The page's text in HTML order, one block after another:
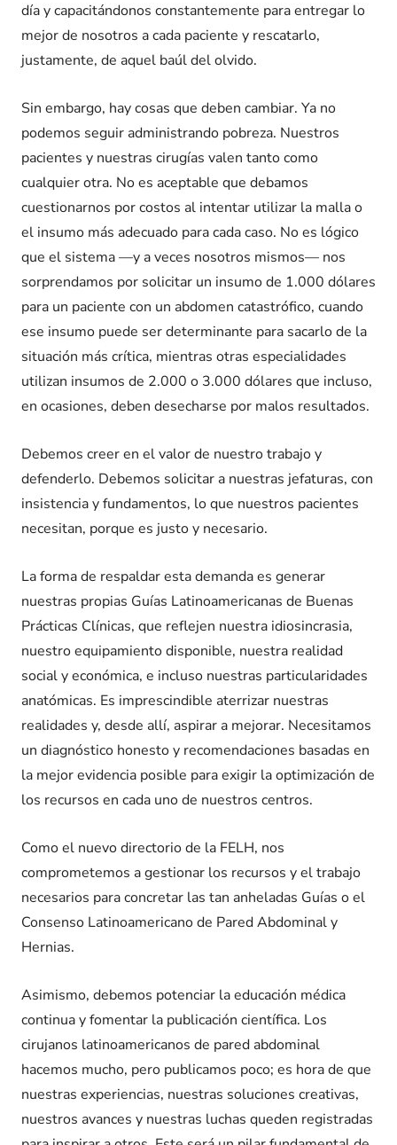
día y capacitándonos constantemente para entregar lo
mejor de nosotros a cada paciente y rescatarlo,
justamente, de aquel baúl del olvido.
Sin embargo, hay cosas que deben cambiar. Ya no
podemos seguir administrando pobreza. Nuestros
pacientes y nuestras cirugías valen tanto como
cualquier otra. No es aceptable que debamos
cuestionarnos por costos al intentar utilizar la malla o
el insumo más adecuado para cada caso. No es lógico
que el sistema —y a veces nosotros mismos— nos
sorprendamos por solicitar un insumo de 1.000 dólares
para un paciente con un abdomen catastrófico, cuando
ese insumo puede ser determinante para sacarlo de la
situación más crítica, mientras otras especialidades
utilizan insumos de 2.000 o 3.000 dólares que incluso,
en ocasiones, deben desecharse por malos resultados.
Debemos creer en el valor de nuestro trabajo y
defenderlo. Debemos solicitar a nuestras jefaturas, con
insistencia y fundamentos, lo que nuestros pacientes
necesitan, porque es justo y necesario.
La forma de respaldar esta demanda es generar
nuestras propias Guías Latinoamericanas de Buenas
Prácticas Clínicas, que reflejen nuestra idiosincrasia,
nuestro equipamiento disponible, nuestra realidad
social y económica, e incluso nuestras particularidades
anatómicas. Es imprescindible aterrizar nuestras
realidades y, desde allí, aspirar a mejorar. Necesitamos
un diagnóstico honesto y recomendaciones basadas en
la mejor evidencia posible para exigir la optimización de
los recursos en cada uno de nuestros centros.
Como el nuevo directorio de la FELH, nos
comprometemos a gestionar los recursos y el trabajo
necesarios para concretar las tan anheladas Guías o el
Consenso Latinoamericano de Pared Abdominal y
Hernias.
Asimismo, debemos potenciar la educación médica
continua y fomentar la publicación científica. Los
cirujanos latinoamericanos de pared abdominal
hacemos mucho, pero publicamos poco; es hora de que
nuestras experiencias, nuestras soluciones creativas,
nuestros avances y nuestras luchas queden registradas